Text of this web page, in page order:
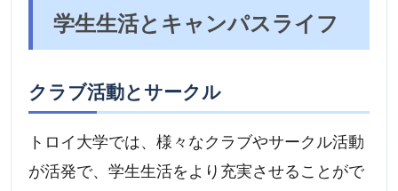
学生生活とキャンパスライフ
クラブ活動とサークル
トロイ大学では、様々なクラブやサークル活動
が活発で、学生生活をより充実させることがで